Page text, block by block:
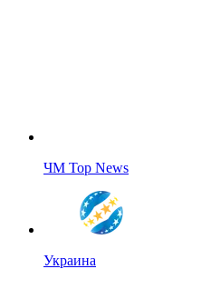
ЧМ Top News
Украина